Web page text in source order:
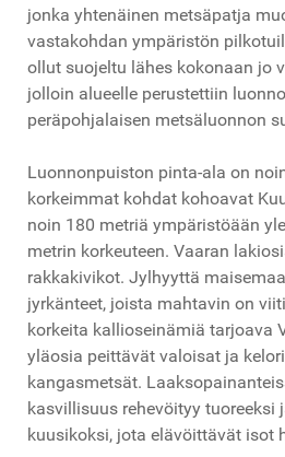
jonka yhtenäinen metsäpatja
vastakohdan ympäristön
ollut suojeltu lähes kokonaan jo
jolloin alueelle perustettiin
peräpohjalaisen metsäluonnon
Luonnonpuiston pinta-ala on
korkeimmat kohdat kohoavat
noin 180 metriä ympäristöään
metrin korkeuteen. Vaaran
rakkakivikot. Jylhyyttä
jyrkänteet, joista mahtavin on
korkeita kallioseinämiä tarjoava
yläosia peittävät valoisat ja
kangasmetsät.
kasvillisuus rehevöityy tuoreeksi
kuusikoksi, jota elävöittävät isot